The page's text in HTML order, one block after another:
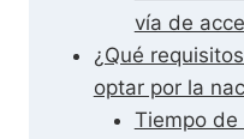
vía de
¿Qué
optar por la
Tiempo de